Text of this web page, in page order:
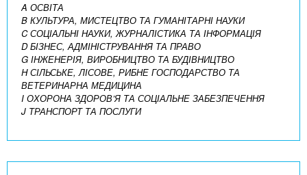
A ОСВІТА
B КУЛЬТУРА, МИСТЕЦТВО ТА ГУМАНІТАРНІ НАУКИ
C СОЦІАЛЬНІ НАУКИ, ЖУРНАЛІСТИКА ТА ІНФОРМАЦІЯ
D БІЗНЕС, АДМІНІСТРУВАННЯ ТА ПРАВО
G ІНЖЕНЕРІЯ, ВИРОБНИЦТВО ТА БУДІВНИЦТВО
H СІЛЬСЬКЕ, ЛІСОВЕ, РИБНЕ ГОСПОДАРСТВО ТА
ВЕТЕРИНАРНА МЕДИЦИНА
I ОХОРОНА ЗДОРОВ’Я ТА СОЦІАЛЬНЕ ЗАБЕЗПЕЧЕННЯ
J ТРАНСПОРТ ТА ПОСЛУГИ